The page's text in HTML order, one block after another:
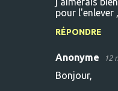
pour l'enlever
RÉPONDRE
Anonyme 12
Bonjour,